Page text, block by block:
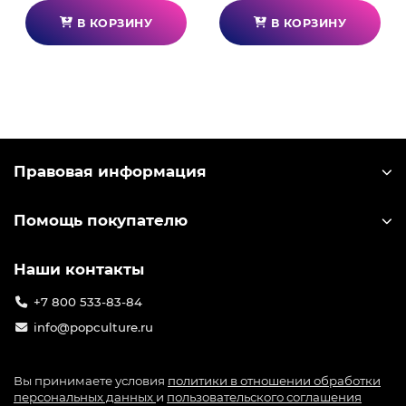
В КОРЗИНУ В КОРЗИНУ
Правовая информация
Помощь покупателю
Наши контакты
+7 800 533-83-84
info@popculture.ru
Вы принимаете условия политики в отношении обработки
персональных данных и пользовательского соглашения